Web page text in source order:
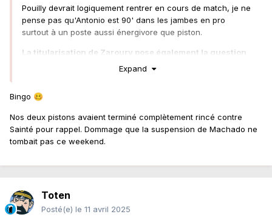
Pouilly devrait logiquement rentrer en cours de match, je ne
pense pas qu'Antonio est 90' dans les jambes en pro
surtout à un poste aussi énergivore que piston.
La titularisation de Zaroury pose également la question
de savoir qui pourra remplacer Machado dans les 10
dernières minutes. On a vu contre Sainté que le
matchs désormais.
le seul changement possible que je vois c'est Sarr et
Médina qui décalerait à gauche.
Antonio <-> Pouilly, Machado <-> Sarr, Diouf <->
Expand
Bingo 🥴
Nos deux pistons avaient terminé complètement rincé contre
Sainté pour rappel. Dommage que la suspension de Machado ne
tombait pas ce weekend.
Toten
Posté(e) le 11 avril 2025